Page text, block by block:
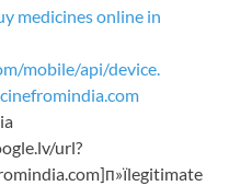
medicines online in
mobile/api/device.
url?